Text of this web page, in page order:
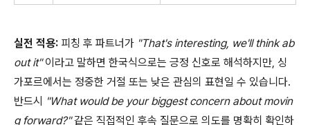
실전 적용: 피칭 후 파트너가 "That's interesting, we'll think ab
out it" 이라고 말하면 한국식으로는 긍정 신호로 해석하지만, 싱
가포르에서는 정중한 거절 또는 낮은 관심의 표현일 수 있습니다.
반드시
"What would be your biggest concern about movin
g forward?" 같은 직접적인 후속 질문으로 의도를 명확히 확인하